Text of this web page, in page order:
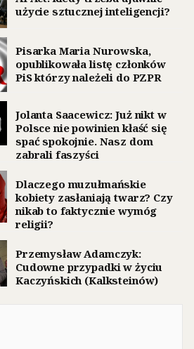
użycie sztucznej inteligencji?
Pisarka Maria Nurowska,
opublikowała listę członków
PiS którzy należeli do PZPR
Jolanta Saacewicz: Już nikt w
Polsce nie powinien kłaść się
spać spokojnie. Nasz dom
zabrali faszyści
Dlaczego muzułmańskie
kobiety zasłaniają twarz? Czy
nikab to faktycznie wymóg
religii?
Przemysław Adamczyk:
Cudowne przypadki w życiu
Kaczyńskich (Kalksteinów)